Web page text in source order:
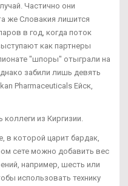
Частично они
же Словакия лишится
в год, когда поток
как партнеры
"шпоры" отыграли на
забили лишь девять
Pharmaceuticals Ейск,
из Киргизии.
в которой царит бардак,
сете можно добавить вес
например, шесть или
использовать технику